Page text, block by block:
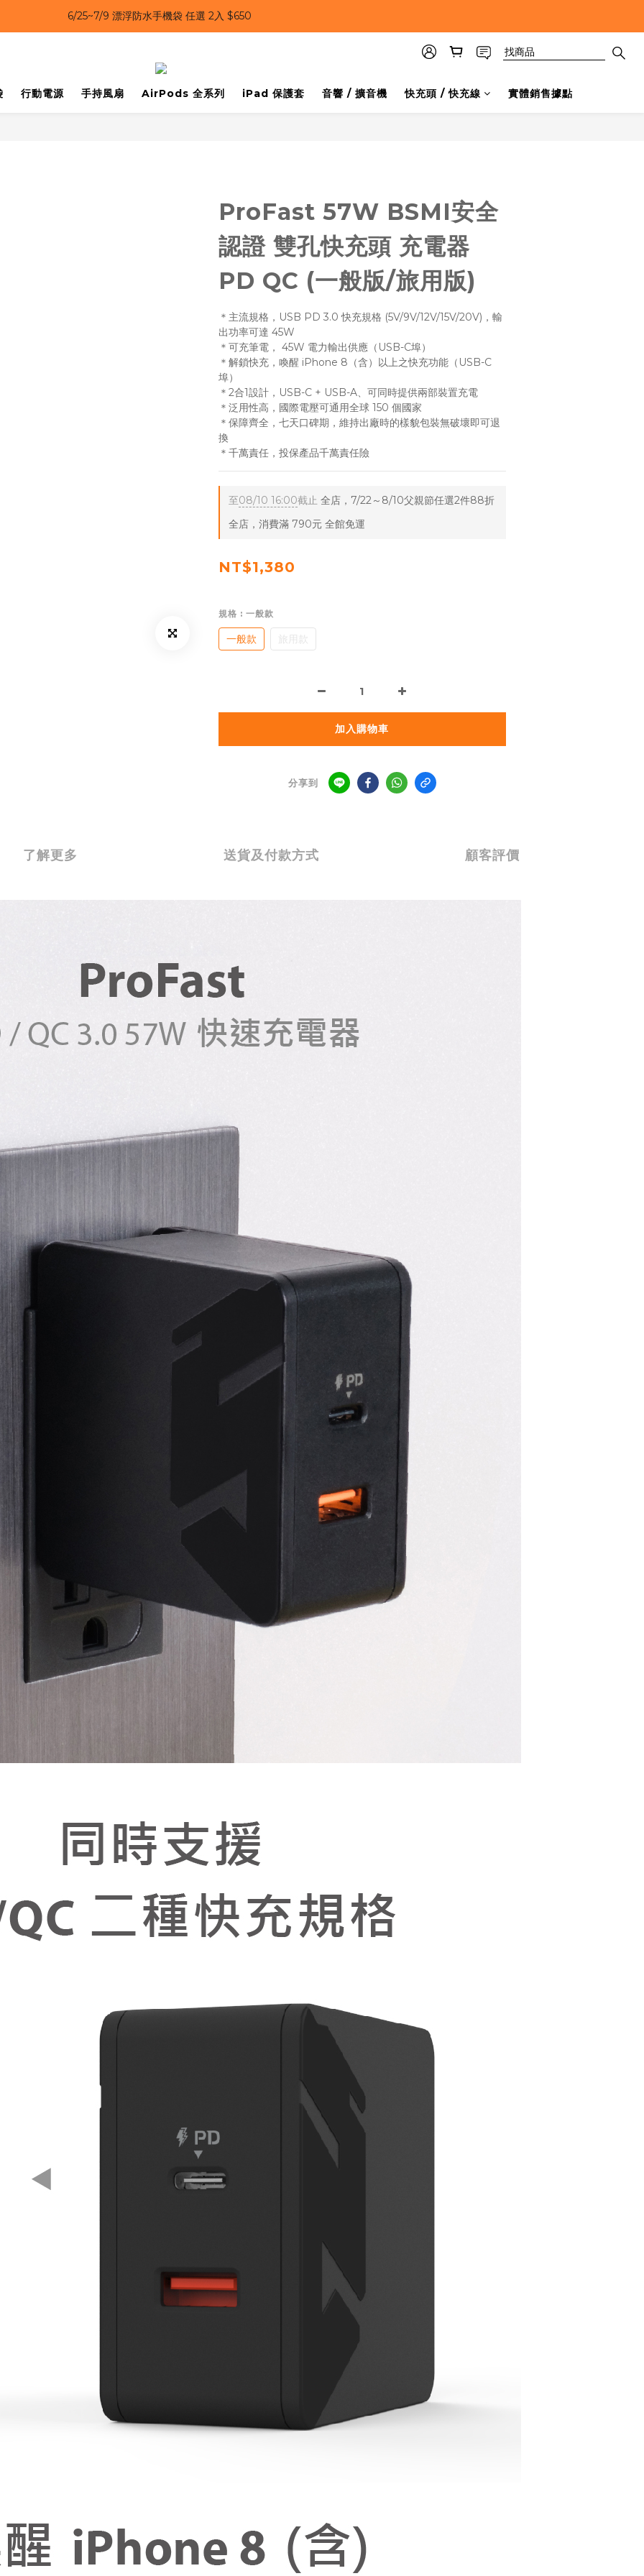
6/25~7/9｜夏日風扇 第二件 69 折
6/25~7/9｜夏日風扇 第二件 69 折
行動電源 手持風扇 AirPods 全系列 iPad 保護套 音響 / 擴音機 快充頭 / 快充線 實體銷售據點
ProFast 57W BSMI安全
認證 雙孔快充頭 充電器
PD QC (一般版/旅用版)
＊主流規格，USB PD 3.0 快充規格 (5V/9V/12V/15V/20V)，輸
出功率可達 45W
＊可充筆電， 45W 電力輸出供應（USB-C埠）
＊解鎖快充，喚醒 iPhone 8（含）以上之快充功能（USB-C
埠）
＊2合1設計，USB-C + USB-A、可同時提供兩部裝置充電
＊泛用性高，國際電壓可通用全球 150 個國家
＊保障齊全，七天口碑期，維持出廠時的樣貌包裝無破壞即可退
換
＊千萬責任，投保產品千萬責任險
至08/10 16:00截止 全店，7/22～8/10父親節任選2件88折
全店，消費滿 790元 全館免運
NT$1,380
規格 : 一般款
一般款 旅用款
加入購物車
分享到
了解更多 送貨及付款方式 顧客評價